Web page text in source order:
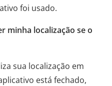
foi usado.
minha localização se o
sua localização em
está fechado,